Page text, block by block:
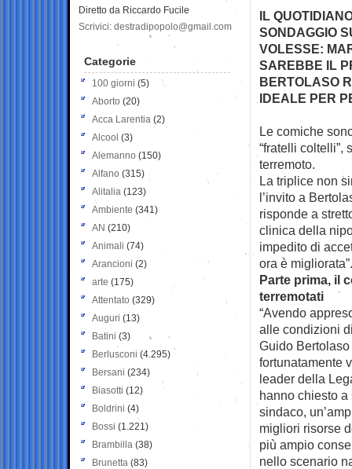
IL
SONDAGGIO
VOLESSE:
SAREBBE IL
BERTOLASO
IDEALE PER
Le comiche
“fratelli coltelli”,
terremoto.
La triplice non
l’invito a
risponde a
clinica della
impedito di
ora è migliorata”.
Parte prima, il
terremotati
“Avendo
alle condizioni
Guido
fortunatamente
leader della
hanno chiesto
sindaco,
migliori risorse
più ampio
nello scenario
Diretto da Riccardo Fucile
Scrivici: destradipopolo@gmail.com
Categorie
100 giorni (5)
Aborto (20)
Acca Larentia (2)
Alcool (3)
Alemanno (150)
Alfano (315)
Alitalia (123)
Ambiente (341)
AN (210)
Animali (74)
Arancioni (2)
arte (175)
Attentato (329)
Auguri (13)
Batini (3)
Berlusconi (4.295)
Bersani (234)
Biasotti (12)
Boldrini (4)
Bossi (1.221)
Brambilla (38)
Brunetta (83)